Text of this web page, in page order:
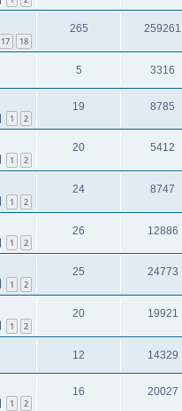
17 18
265 259261
5 3316
1 2
19 8785
1 2
20 5412
1 2
24 8747
1 2
26 12886
1 2
25 24773
1 2
20 19921
12 14329
1 2
16 20027